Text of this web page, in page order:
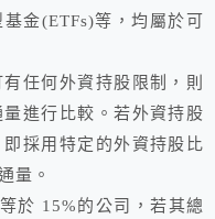
金(ETFs)等，均屬於可
任何外資持股限制，則
進行比較。若外資持股
採用特定的外資持股比
量。
於 15%的公司，若其總